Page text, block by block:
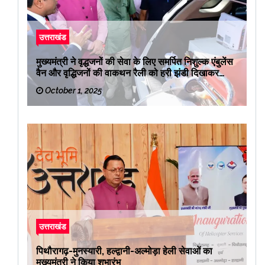
उत्तराखंड
मुख्यमंत्री ने वृद्धजनों की सेवा के लिए समर्पित निशुल्क एंबुलेंस
वैन और वृद्धिजनों की वाकथन रैली को हरी झंडी दिखाकर
रवाना किया
October 1, 2025
उत्तराखंड
पिथौरागढ़-मुनस्यारी, हल्द्वानी-अल्मोड़ा हेली सेवाओं का
मुख्यमंत्री ने किया शुभारंभ